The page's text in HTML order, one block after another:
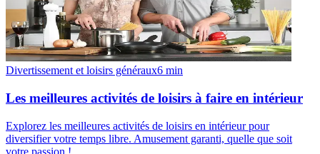
Divertissement et loisirs généraux6 min
Les meilleures activités de loisirs à faire en intérieur
Explorez les meilleures activités de loisirs en intérieur pour
diversifier votre temps libre. Amusement garanti, quelle que soit
votre passion !